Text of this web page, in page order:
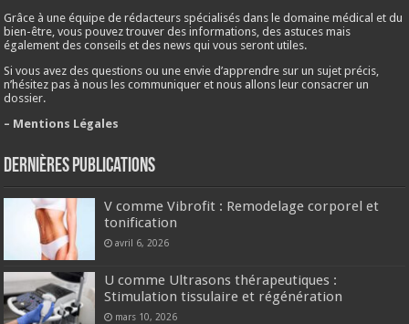
Grâce à une équipe de rédacteurs spécialisés dans le domaine médical et du
bien-être, vous pouvez trouver des informations, des astuces mais
également des conseils et des news qui vous seront utiles.
Si vous avez des questions ou une envie d’apprendre sur un sujet précis,
n’hésitez pas à nous les communiquer et nous allons leur consacrer un
dossier.
– Mentions Légales
Dernières publications
V comme Vibrofit : Remodelage corporel et
tonification
avril 6, 2026
U comme Ultrasons thérapeutiques :
Stimulation tissulaire et régénération
mars 10, 2026